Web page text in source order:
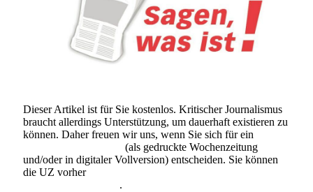
Dieser Artikel ist für Sie kostenlos. Kritischer Journalismus
braucht allerdings Unterstützung, um dauerhaft existieren zu
können. Daher freuen wir uns, wenn Sie sich für ein
(als gedruckte Wochenzeitung
und/oder in digitaler Vollversion) entscheiden. Sie können
die UZ vorher
.